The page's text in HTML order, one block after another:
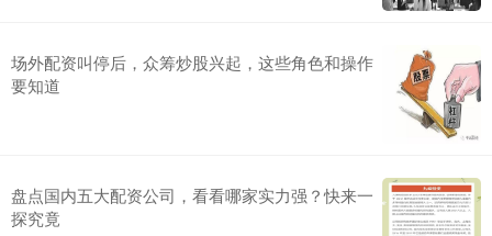
场外配资叫停后，众筹炒股兴起，这些角色和操作
要知道
盘点国内五大配资公司，看看哪家实力强？快来一
探究竟